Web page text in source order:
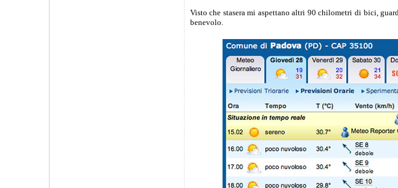
Visto che stasera mi aspettano altri 90 chilometri di bici,
benevolo.